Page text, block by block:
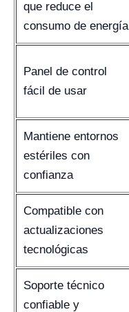
que reduce el
consumo de energía
Panel de control
fácil de usar
Mantiene entornos
estériles con
confianza
Compatible con
actualizaciones
tecnológicas
Soporte técnico
confiable y